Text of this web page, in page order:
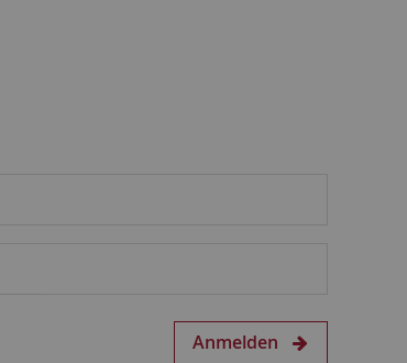
Anmelden